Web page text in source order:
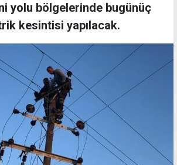
yolu bölgelerinde bugünüç
kesintisi yapılacak.